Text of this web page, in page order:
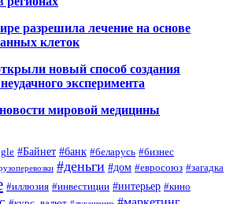
разрешила лечение на основе
клеток
новый способ создания
эксперимента
мировой медицины
#Байнет #банк #беларусь #бизнес
#деньги #дом #евросоюз #загадка
#иллюзия #инвестиции #интерьер #кино